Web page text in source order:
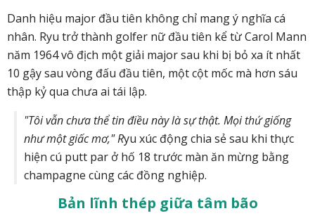
Danh hiệu major đầu tiên không chỉ mang ý nghĩa cá
nhân. Ryu trở thành golfer nữ đầu tiên kể từ Carol Mann
năm 1964 vô địch một giải major sau khi bị bỏ xa ít nhất
10 gậy sau vòng đấu đầu tiên, một cột mốc mà hơn sáu
thập kỷ qua chưa ai tái lập.
"Tôi vẫn chưa thể tin điều này là sự thật. Mọi thứ giống
như một giấc mơ," Ryu xúc động chia sẻ sau khi thực
hiện cú putt par ở hố 18 trước màn ăn mừng bằng
champagne cùng các đồng nghiệp.
Bản lĩnh thép giữa tâm bão